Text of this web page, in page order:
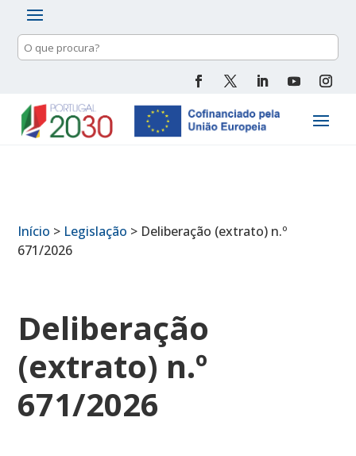
Pesquisa
de
Início > Legislação > Deliberação (extrato) n.º
671/2026
Deliberação
(extrato) n.º
671/2026